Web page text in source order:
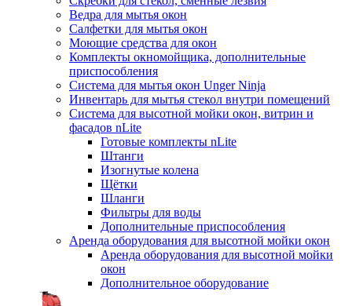
Ведра для мытья окон
Салфетки для мытья окон
Моющие средства для окон
Комплекты окномойщика, дополнительные
приспособления
Система для мытья окон Unger Ninja
Инвентарь для мытья стекол внутри помещений
Система для высотной мойки окон, витрин и
фасадов nLite
Готовые комплекты nLite
Штанги
Изогнутые колена
Щётки
Шланги
Фильтры для воды
Дополнительные приспособления
Аренда оборудования для высотной мойки окон
Аренда оборудования для высотной мойки
окон
Дополнительное оборудование